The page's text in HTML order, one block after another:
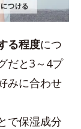
る程度につ
だと3～4プ
みに合わせ
で保湿成分